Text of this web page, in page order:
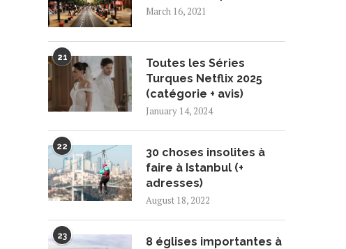
March 16, 2021
21
Toutes les Séries
Turques Netflix 2025
(catégorie + avis)
January 14, 2024
22
30 choses insolites à
faire à Istanbul (+
adresses)
August 18, 2022
23
8 églises importantes à